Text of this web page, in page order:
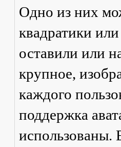
Одно из них
квадратики
оставили или
крупное,
каждого
поддержка
использованы.